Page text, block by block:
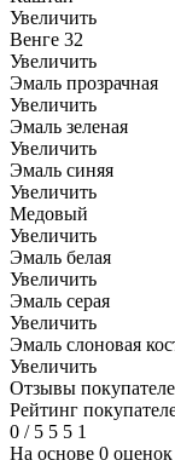
Увеличить
Венге 32
Увеличить
Эмаль прозрачная
Увеличить
Эмаль зеленая
Увеличить
Эмаль синяя
Увеличить
Медовый
Увеличить
Эмаль белая
Увеличить
Эмаль серая
Увеличить
Эмаль слоновая
Увеличить
Отзывы
Рейтинг
0 /5 5 5 1
На основе 0